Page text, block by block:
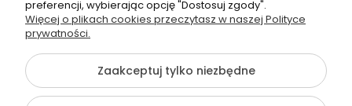
+48 537 782 564
+48 537 461 261
preferencji, wybierając opcję "Dostosuj zgody".
Więcej o plikach cookies przeczytasz w naszej Polityce
prywatności.
Zaakceptuj tylko niezbędne